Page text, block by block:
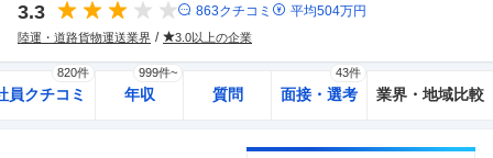
3.3 863クチコミ 平均504万円
陸運・道路貨物運送業界 3.0以上の企業
員クチコミ
820件
年収
999件~
質問 面接・選考
43件
業界・地域比較